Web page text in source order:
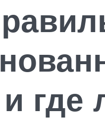
где